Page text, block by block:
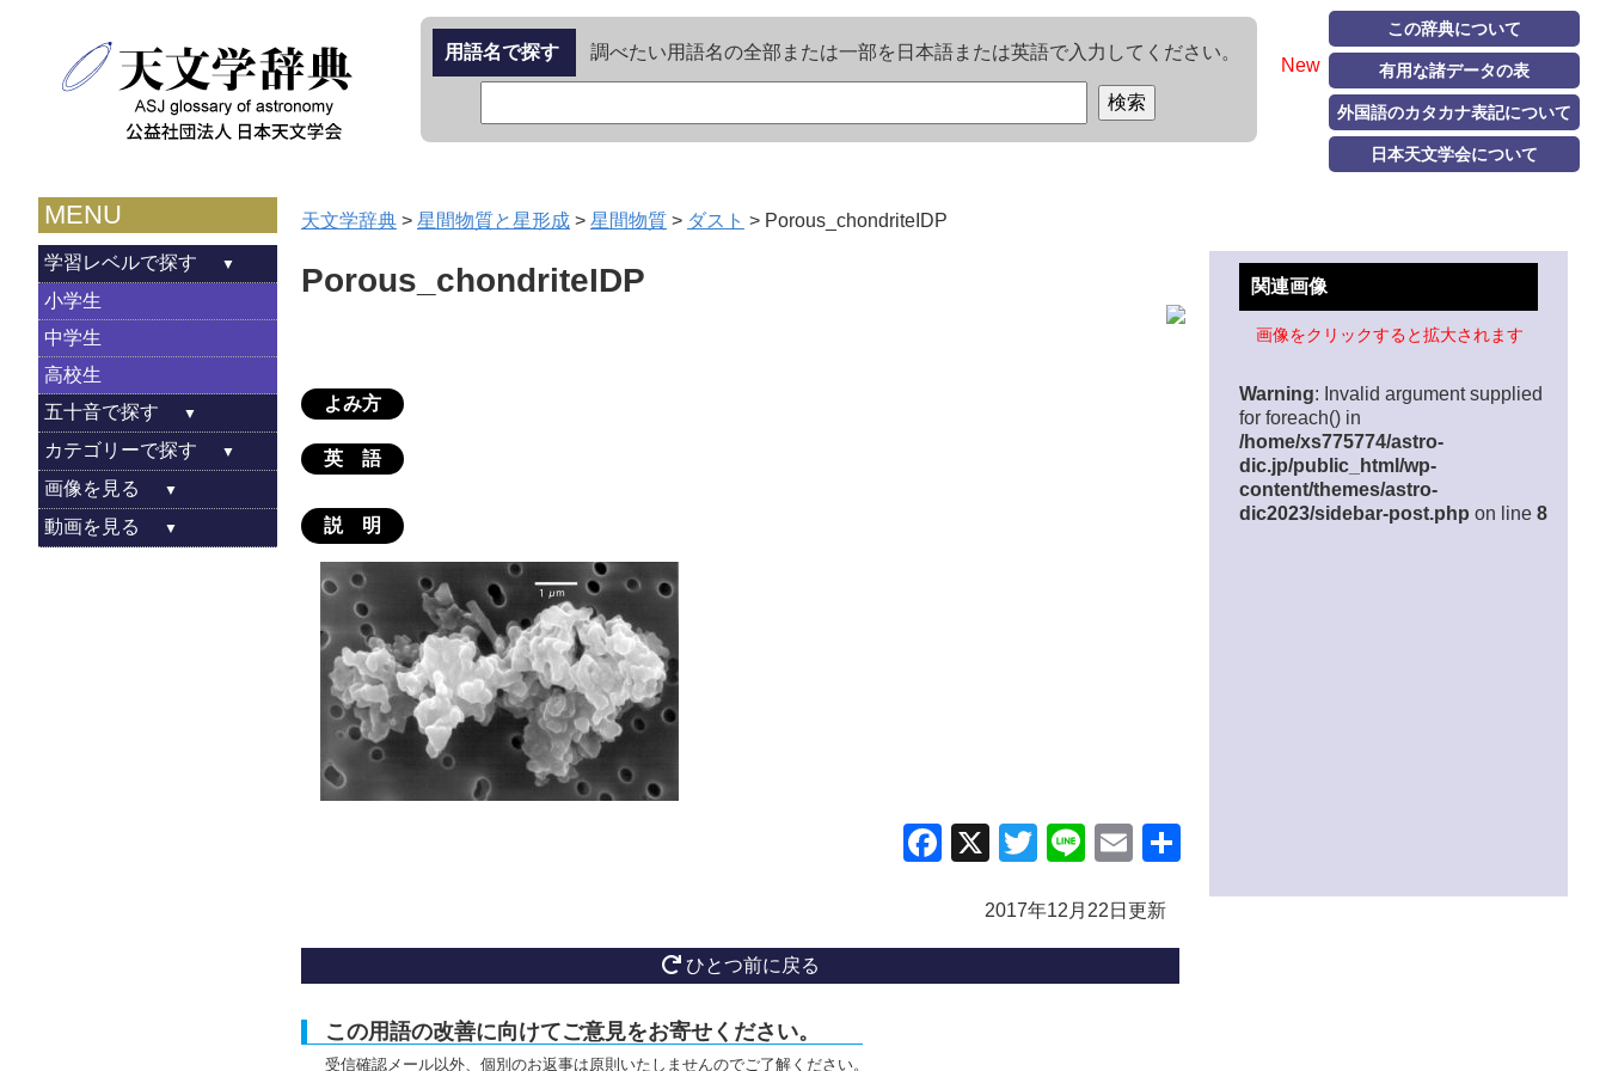
New
この辞典について
有用な諸データの表
外国語のカタカナ表記について
日本天文学会について
用語名で探す 調べたい用語名の全部または一部を日本語または英語で入力してください。
MENU
学習レベルで探す
小学生
中学生
高校生
五十音で探す
カテゴリーで探す
画像を見る
動画を見る
天文学辞典 > 星間物質と星形成 > 星間物質 > ダスト > Porous_chondriteIDP
Porous_chondriteIDP
よみ方
英 語
説 明
Facebook
X TwitterLineEmail
2017年12月22日更新
ひとつ前に戻る
この用語の改善に向けてご意見をお寄せください。
受信確認メール以外、個別のお返事は原則いたしませんのでご了解ください。
関連画像
画像をクリックすると拡大されます
Warning: Invalid argument supplied
for foreach() in
/home/xs775774/astro-
dic.jp/public_html/wp-
content/themes/astro-
dic2023/sidebar-post.php on line 8